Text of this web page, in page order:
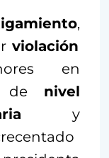
,
violación
en
de nivel
y